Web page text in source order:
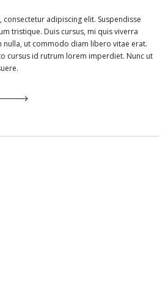
adipiscing elit. Suspendisse
tristique. Duis cursus, mi quis viverra
ut commodo diam libero vitae erat.
cursus id rutrum lorem imperdiet. Nunc ut